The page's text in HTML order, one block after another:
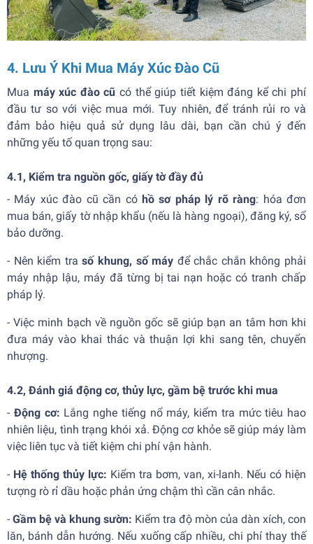
4. Lưu Ý Khi Mua Máy Xúc Đào Cũ
Mua máy xúc đào cũ có thể giúp tiết kiệm đáng kể chi phí
đầu tư so với việc mua mới. Tuy nhiên, để tránh rủi ro và
đảm bảo hiệu quả sử dụng lâu dài, bạn cần chú ý đến
những yếu tố quan trọng sau:
4.1, Kiểm tra nguồn gốc, giấy tờ đầy đủ
- Máy xúc đào cũ cần có hồ sơ pháp lý rõ ràng: hóa đơn
mua bán, giấy tờ nhập khẩu (nếu là hàng ngoại), đăng ký, sổ
bảo dưỡng.
- Nên kiểm trasố khung, số máy để chắc chắn không phải
máy nhập lậu, máy đã từng bị tai nạn hoặc có tranh chấp
pháp lý.
- Việc minh bạch về nguồn gốc sẽ giúp bạn an tâm hơn khi
đưa máy vào khai thác và thuận lợi khi sang tên, chuyển
nhượng.
4.2, Đánh giá động cơ, thủy lực, gầm bệ trước khi mua
-Động cơ: Lắng nghe tiếng nổ máy, kiểm tra mức tiêu hao
nhiên liệu, tình trạng khói xả. Động cơ khỏe sẽ giúp máy làm
việc liên tục và tiết kiệm chi phí vận hành.
- Hệ thống thủy lực: Kiểm tra bơm, van, xi-lanh. Nếu có hiện
tượng rò rỉ dầu hoặc phản ứng chậm thì cần cân nhắc.
- Gầm bệ và khung sườn: Kiểm tra độ mòn của dàn xích, con
lăn, bánh dẫn hướng. Nếu xuống cấp nhiều, chi phí thay thế